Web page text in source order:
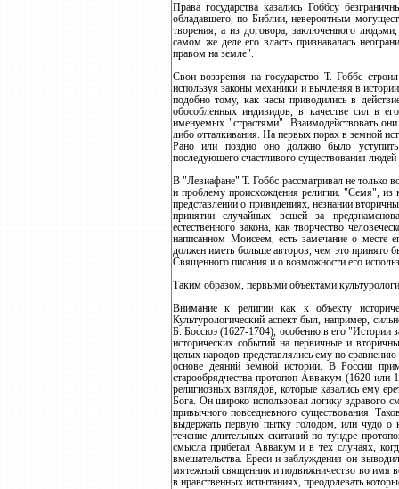
Права государства казались Гоббсу
обладавшего, по Библии, невероятным
творения, а из договора, заключенного
самом же деле его власть признавалась
правом на земле".
Свои воззрения на государство Т. Гоббс
используя законы механики и вычленяя в
подобно тому, как часы приводились в
обособленных индивидов, в качестве сил в
именуемых "страстями". Взаимодействовать
либо отталкивания. На первых порах в земной
Рано или поздно оно должно было
последующего счастливого существования людей
В "Левиафане" Т. Гоббс рассматривал не только
и проблему происхождения религии. "Семя", из
представлении о привидениях, незнании
принятии случайных вещей за
естественного закона, как творчество
написанном Моисеем, есть замечание о месте
должен иметь больше авторов, чем это принято
Священного писания и о возможности его
Таким образом, первыми объектами
Внимание к религии как к объекту
Культурологический аспект был, например,
Б. Боссюэ (1627-1704), особенно в его "Истории
исторических событий на первичные и
целых народов представлялись ему по
основе деяний земной истории. В России
старообрядчества протопоп Аввакум (1620
религиозных взглядов, которые казались ему
Бога. Он широко использовал логику здравого
привычного повседневного существования.
выдержать первую пытку голодом, или чудо о
течение длительных скитаний по тундре
смысла прибегал Аввакум и в тех случаях,
вмешательства. Ереси и заблуждения он
мятежный священник и подвижничество во имя
в нравственных испытаниях, преодолевать